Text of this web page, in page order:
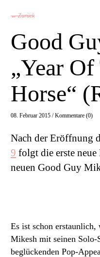
← Zurück
Good
„Year Of
Horse“
08. Februar 2015 /Kommentare (0)
Nach der Eröffnung
9 folgt die erste
neuen Good Guy
Es ist schon
Mikesh mit seinen Solo-
beglückenden Pop-